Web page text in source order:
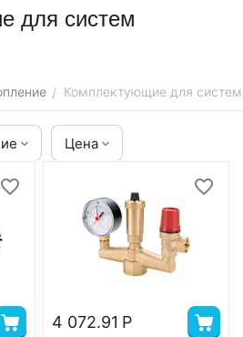
для систем
/ Комплектующие для систем
Цена
4 072.91 Р